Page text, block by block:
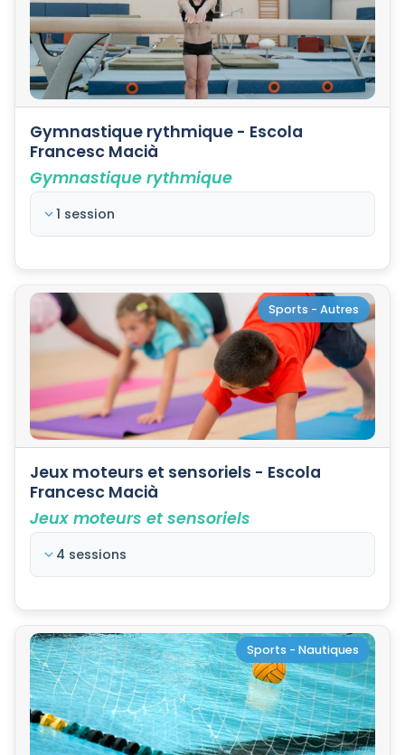
Gymnastique rythmique - Escola
Francesc Macià
Gymnastique rythmique
1 session
Sports - Autres
Jeux moteurs et sensoriels - Escola
Francesc Macià
Jeux moteurs et sensoriels
4 sessions
Sports - Nautiques